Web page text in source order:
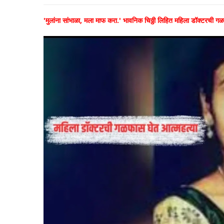
'मुलांना सांभाळा, मला माफ करा.' भावनिक चिठ्ठी लिहित महिला डॉक्टरची